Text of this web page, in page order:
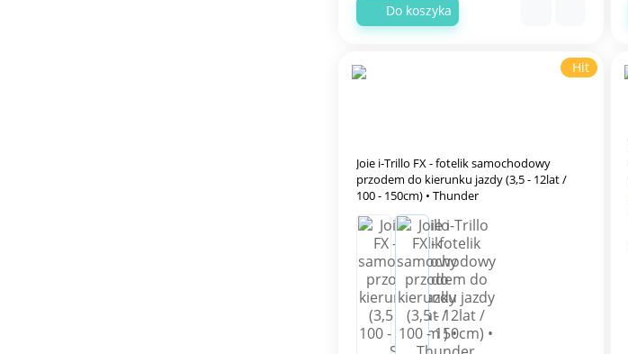
Do koszyka
Hit
Joie i-Trillo FX - fotelik samochodowy
przodem do kierunku jazdy (3,5 - 12lat /
100 - 150cm) • Thunder